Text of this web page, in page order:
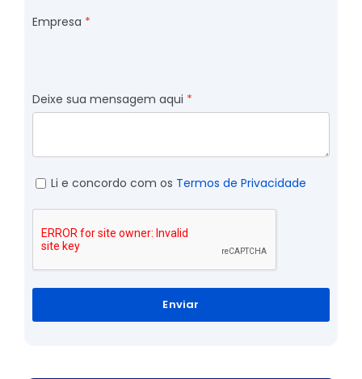
Empresa
Deixe sua mensagem aqui
Li e concordo com os Termos de Privacidade
Enviar